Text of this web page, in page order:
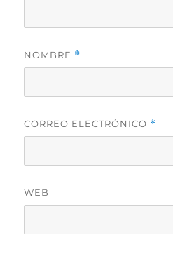
NOMBRE *
CORREO ELECTRÓNICO *
WEB